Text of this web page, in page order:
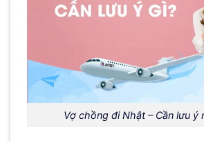
Vợ chồng đi Nhật – Cần lưu ý